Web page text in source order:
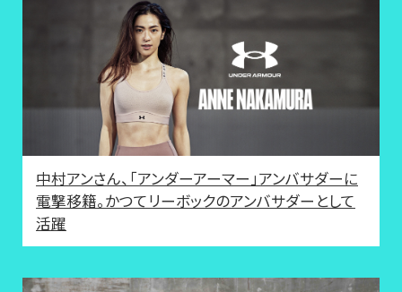
中村アンさん、「アンダーアーマー」アンバサダーに
電撃移籍。かつてリーボックのアンバサダーとして
活躍